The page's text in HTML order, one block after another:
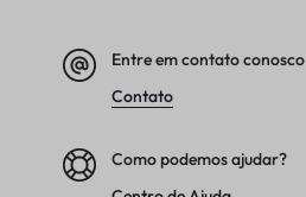
Entre em contato conosco
Contato
Como podemos ajudar?